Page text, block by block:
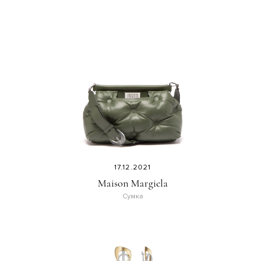
17.12.2021
Maison Margiela
Сумка